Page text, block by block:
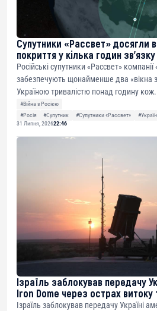
Супутники «Рассвет» досягли
покриття у кілька годин
Російські супутники «Рассвет»
забезпечують щонайменше два «вікна
Україною тривалістю понад годину
#Війна з Росією
#Росія
#Супутник #Супутники «Рассвет»
31 Липня, 202622:46
Ізраїль заблокував передачу
Iron Dome через острах витоку
Ізраїль заблокував передачу Україні